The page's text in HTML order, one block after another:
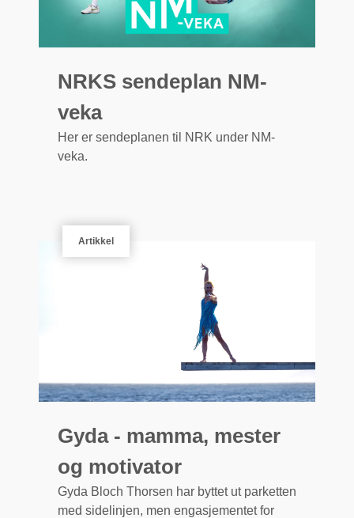
NRKS sendeplan NM-
veka
Her er sendeplanen til NRK under NM-
veka.
Artikkel
Gyda - mamma, mester
og motivator
Gyda Bloch Thorsen har byttet ut parketten
med sidelinjen, men engasjementet for